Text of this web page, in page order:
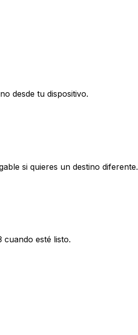
desde tu dispositivo.
si quieres un destino diferente.
cuando esté listo.